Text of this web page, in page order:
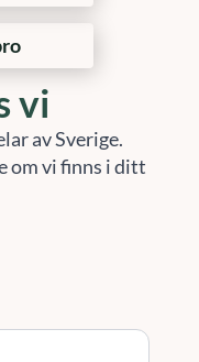
vi
av Sverige.
om vi finns i ditt